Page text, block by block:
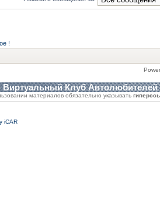
!
Виртуальный Клуб Автолюбителей
материалов обязательно указывать